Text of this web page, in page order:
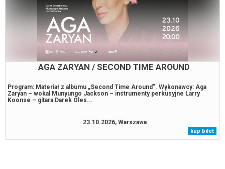
AGA ZARYAN / SECOND TIME AROUND
Program: Materiał z albumu „Second Time Around”. Wykonawcy: Aga
Zaryan – wokal Munyungo Jackson – instrumenty perkusyjne Larry
Koonse – gitara Darek Oles...
23.10.2026, Warszawa
kup bilet